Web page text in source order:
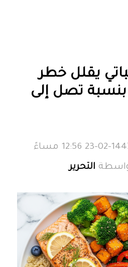
يقلل خطر
تصل إلى
التحرير